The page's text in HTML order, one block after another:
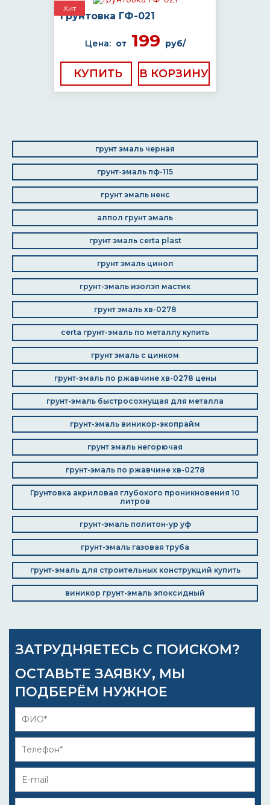
Хит
Грунтовка ГФ-021
Цена: от199 руб/
КУПИТЬ
грунт эмаль черная
грунт-эмаль пф-115
грунт эмаль ненс
алпол грунт эмаль
грунт эмаль certa plast
грунт эмаль цинол
грунт-эмаль изолэп мастик
грунт эмаль хв-0278
certa грунт-эмаль по металлу купить
грунт эмаль с цинком
грунт-эмаль по ржавчине хв-0278 цены
грунт-эмаль быстросохнущая для металла
грунт-эмаль виникор-экопрайм
грунт эмаль негорючая
грунт-эмаль по ржавчине хв-0278
Грунтовка акриловая глубокого проникновения 10
литров
грунт-эмаль политон-ур уф
грунт-эмаль газовая труба
грунт-эмаль для строительных конструкций купить
виникор грунт-эмаль эпоксидный
ЗАТРУДНЯЕТЕСЬ С ПОИСКОМ?
ОСТАВЬТЕ ЗАЯВКУ, МЫ
ПОДБЕРЁМ НУЖНОЕ